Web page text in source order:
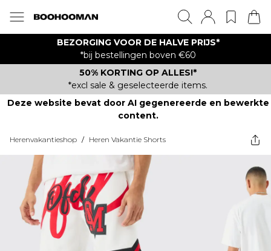
BEZORGING VOOR DE HALVE PRIJS*
*bij bestellingen boven €60
50% KORTING OP ALLES!*
*excl sale & geselecteerde items.
Deze website bevat door AI gegenereerde en bewerkte
content.
Herenvakantieshop / Heren Vakantie Shorts